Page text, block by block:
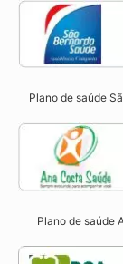
Plano de saúde
Plano de saúde